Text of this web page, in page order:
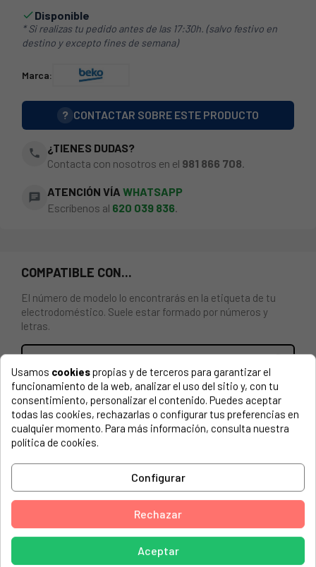
Disponible
* Si realizas tu pedido antes de las 17:30h. (salvo festivo en
destino y excepto fines de semana)
Marca:
? CONTACTAR SOBRE ESTE PRODUCTO
phone
¿TIENES DUDAS?
Contacta con nosotros en el 981 866 708.
chat ATENCIÓN VÍA WHATSAPP
Escríbenos al 620 039 836
COMPATIBLE CON...
El número de modelo lo encontrarás en la etiqueta de tu
electrodoméstico. Suele estar formado por números y
letras.
CESTA INFERIOR PARA LAVAVAJILLAS BEKO 1766810083,
1758970900, 1758971200, 1758972200, 1766810056,
1758970821, 1759001114.
AEG, S83800KMB1 nevera
AEGEANSTAR, WM 1200
AFTRON, AFDW1212
AHMA, GS 2300 AHMA SCANDINAVIA EXP.DW(91726)
AHMA, GS 5300
AHMA, GS2300
Usamos cookiespropias y de terceros para garantizar el
funcionamiento de la web, analizar el uso del sitio y, con tu
consentimiento, personalizar el contenido. Puedes aceptar
todas las cookies, rechazarlas o configurar tus preferencias en
cualquier momento. Para más información, consulta nuestra
política de cookies.
Configurar
Rechazar
Aceptar